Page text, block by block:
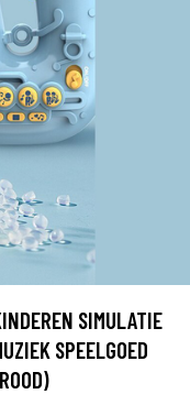
SIMULATIE
SPEELGOED